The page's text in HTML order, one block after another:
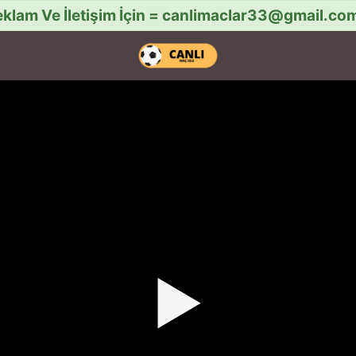
Ve İletişim İçin =
▶